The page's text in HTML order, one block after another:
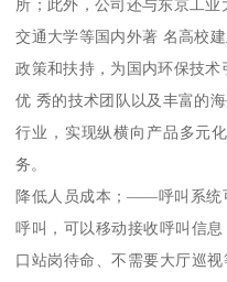
所；此外，公司还与东京工业
交通大学等国内外著 名高校
政策和扶持，为国内环保技
优 秀的技术团队以及丰富的
行业，实现纵横向产品多元
务。
降低人员成本；——呼叫系统
呼叫，可以移动接收呼叫信
口站岗待命、不需要大厅巡